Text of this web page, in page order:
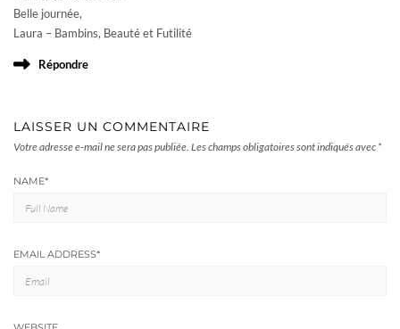
Belle journée,
Laura – Bambins, Beauté et Futilité
Répondre
LAISSER UN COMMENTAIRE
Votre adresse e-mail ne sera pas publiée. Les champs obligatoires sont indiqués avec *
NAME*
EMAIL ADDRESS*